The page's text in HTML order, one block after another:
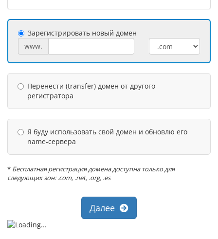
Зарегистрировать новый домен
www.
Перенести (transfer) домен от другого
регистратора
Я буду использовать свой домен и обновлю его
name-сервера
* Бесплатная регистрация домена доступна только для
следующих зон: .com, .net, .org, .es
Далее